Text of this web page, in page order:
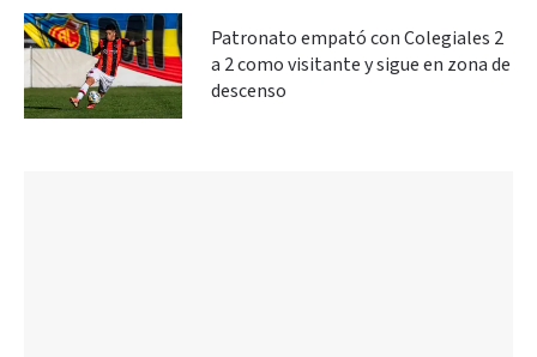
Patronato empató con Colegiales 2
a 2 como visitante y sigue en zona de
descenso